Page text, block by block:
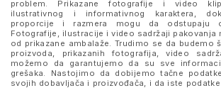
problem. Prikazane fotografije i video
ilustrativnog i informativnog karaktera,
proporcije i razmera mogu da odstupaju
Fotografije, ilustracije i video sadržaji pakovanja
od prikazane ambalaže. Trudimo se da budemo
proizvoda, prikazanih fotografija, video
možemo da garantujemo da su sve
grešaka. Nastojimo da dobijemo tačne
svojih dobavljača i proizvođača, i da iste